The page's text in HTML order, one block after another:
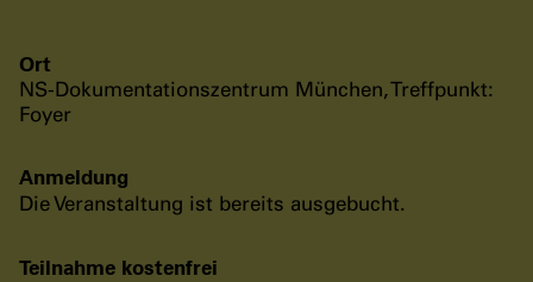
Ort
NS-Dokumentationszentrum München, Treffpunkt:
Foyer
Anmeldung
Die Veranstaltung ist bereits ausgebucht.
Teilnahme kostenfrei